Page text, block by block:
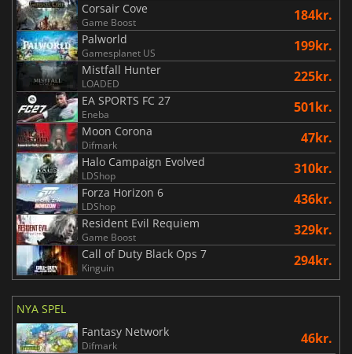
Corsair Cove
Game Boost 184kr.
Palworld
Gamesplanet US 199kr.
Mistfall Hunter
LOADED 225kr.
EA SPORTS FC 27
Eneba 501kr.
Moon Corona
Difmark 47kr.
Halo Campaign Evolved
LDShop 310kr.
Forza Horizon 6
LDShop 436kr.
Resident Evil Requiem
Game Boost 329kr.
Call of Duty Black Ops 7
Kinguin 294kr.
NYA SPEL
Fantasy Network
Difmark 46kr.